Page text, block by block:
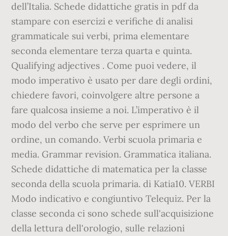
dell’Italia. Schede didattiche gratis in pdf da
stampare con esercizi e verifiche di analisi
grammaticale sui verbi, prima elementare
seconda elementare terza quarta e quinta.
Qualifying adjectives . Come puoi vedere, il
modo imperativo è usato per dare degli ordini,
chiedere favori, coinvolgere altre persone a
fare qualcosa insieme a noi. L’imperativo è il
modo del verbo che serve per esprimere un
ordine, un comando. Verbi scuola primaria e
media. Grammar revision. Grammatica italiana.
Schede didattiche di matematica per la classe
seconda della scuola primaria. di Katia10. VERBI
Modo indicativo e congiuntivo Telequiz. Per la
classe seconda ci sono schede sull'acquisizione
della lettura dell'orologio, sulle relazioni